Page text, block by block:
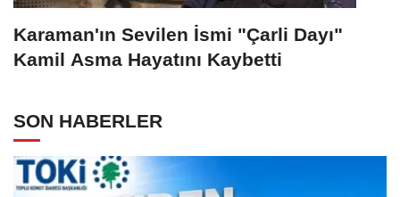
Karaman'ın Sevilen İsmi "Çarli Dayı"
Kamil Asma Hayatını Kaybetti
SON HABERLER